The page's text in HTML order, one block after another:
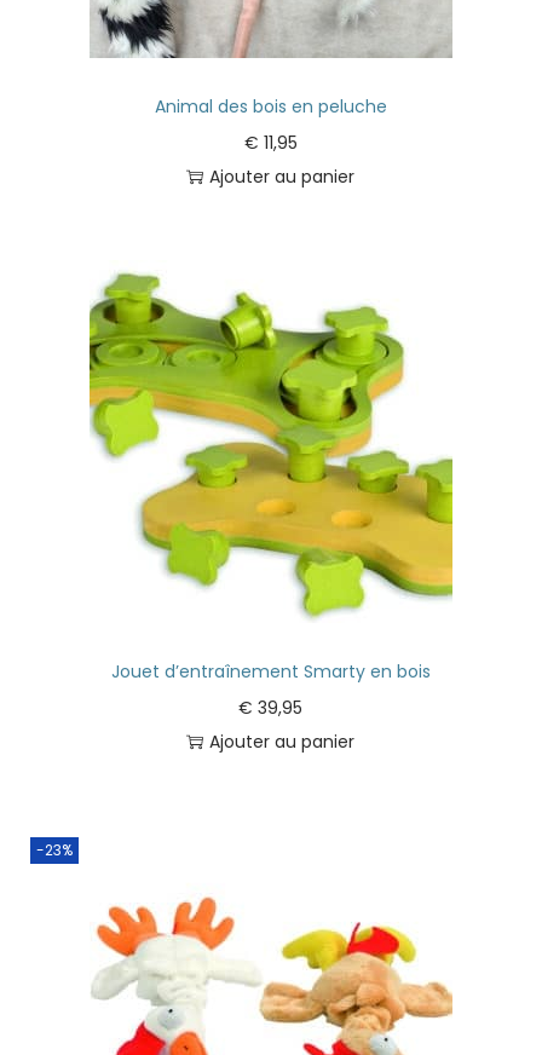
Animal des bois en peluche
€ 11,95
Ajouter au panier
Jouet d’entraînement Smarty en bois
€ 39,95
Ajouter au panier
-23%